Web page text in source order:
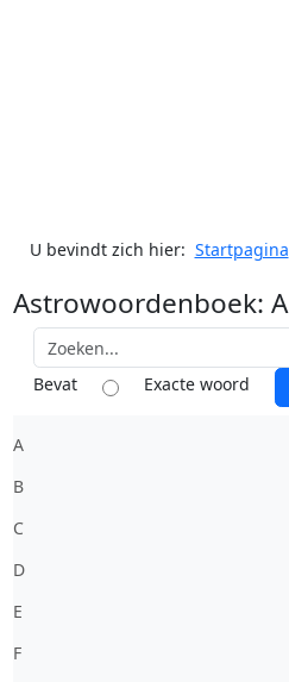
U bevindt zich hier: Startpagina
Astrowoordenboek: A
Bevat
Exacte woord
A
B
C
D
E
F